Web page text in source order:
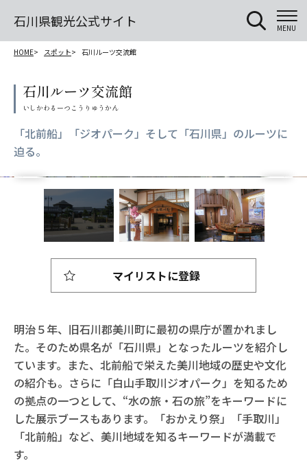
石川県観光公式サイト MENU
HOME スポット 石川ルーツ交流館
石川ルーツ交流館
「北前船」「ジオパーク」そして「石川県」のルーツに
迫る。
明治５年、旧石川郡美川町に最初の県庁が置かれまし
た。そのため県名が「石川県」となったルーツを紹介し
ています。また、北前船で栄えた美川地域の歴史や文化
の紹介も。さらに「白山手取川ジオパーク」を知るため
の拠点の一つとして、“水の旅・石の旅”をキーワードに
した展示ブースもあります。「おかえり祭」「手取川」
「北前船」など、美川地域を知るキーワードが満載で
す。
マイリストに登録